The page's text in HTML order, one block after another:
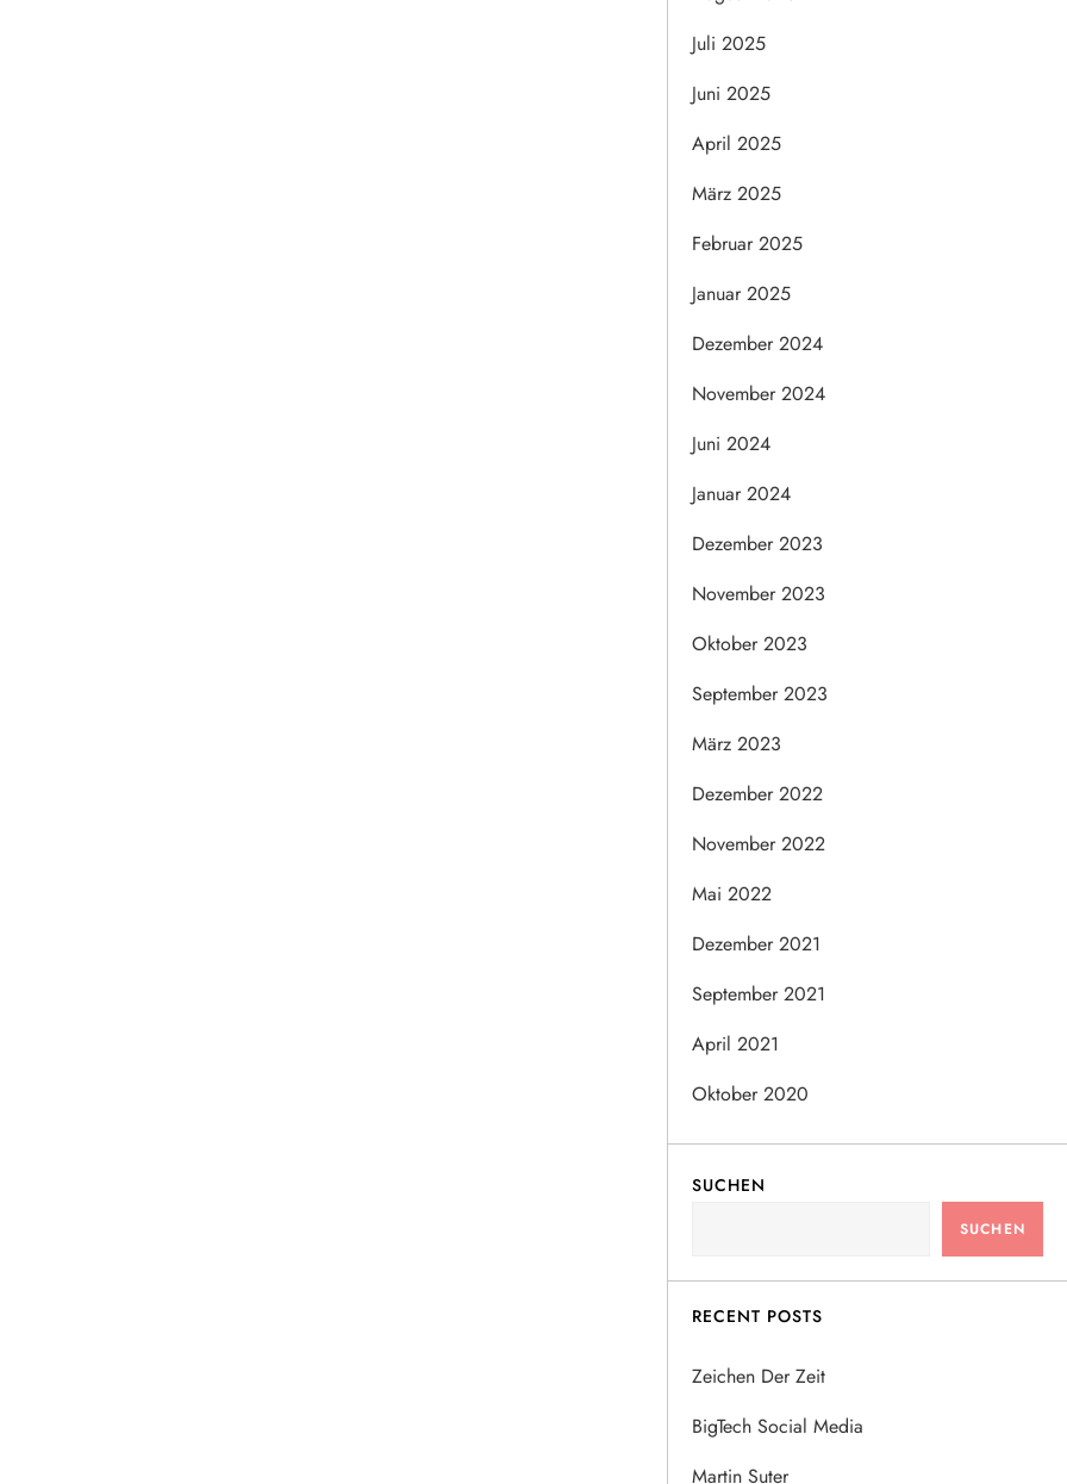
Juli 2025
Juni 2025
April 2025
März 2025
Februar 2025
Januar 2025
Dezember 2024
November 2024
Juni 2024
Januar 2024
Dezember 2023
November 2023
Oktober 2023
September 2023
März 2023
Dezember 2022
November 2022
Mai 2022
Dezember 2021
September 2021
April 2021
Oktober 2020
SUCHEN
SUCHEN
RECENT POSTS
Zeichen Der Zeit
BigTech Social Media
Martin Suter